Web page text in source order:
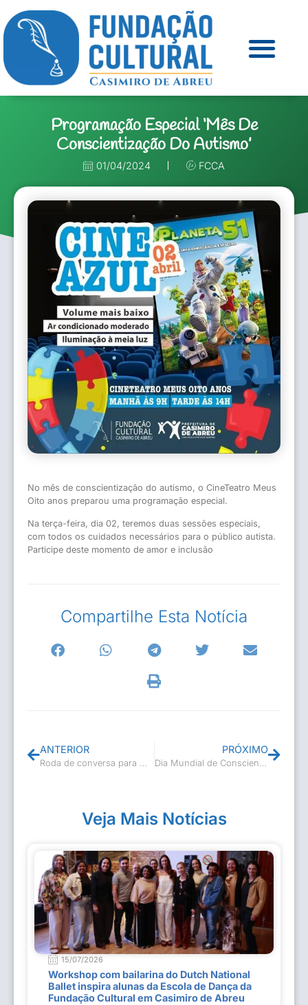
Programação Especial ‘mês De
Conscientização Do Autismo’
01/04/2024 FCCA
No mês de conscientização do autismo, o CineTeatro Meus
Oito anos preparou uma programação especial.
Na terça-feira, dia 02, teremos duas sessões especiais,
com todos os cuidados necessários para o público autista.
Participe deste momento de amor e inclusão
Compartilhe Esta Notícia
ANTERIOR
Roda de conversa para mulheres
PRÓXIMO
Dia Mundial de Conscientização do Autismo
Veja Mais Notícias
15/07/2026
Workshop com bailarina do Dutch National
Ballet inspira alunas da Escola de Dança da
Fundação Cultural em Casimiro de Abreu